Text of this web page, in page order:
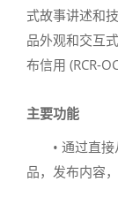
式故事讲述和
品外观和交互
布信用 (RCR-
主要功能
• 通过直
品，发布内容